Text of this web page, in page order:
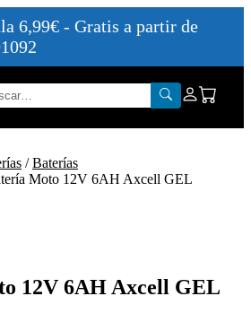
6,99€ - Gratis a partir de
/Baterías
Moto 12V 6AH Axcell GEL
12V 6AH Axcell GEL